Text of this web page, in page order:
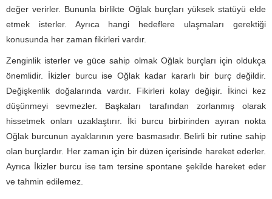
değer verirler. Bununla birlikte Oğlak burçları yüksek statüyü elde
etmek isterler. Ayrıca hangi hedeflere ulaşmaları gerektiği
konusunda her zaman fikirleri vardır.
Zenginlik isterler ve güce sahip olmak Oğlak burçları için oldukça
önemlidir. İkizler burcu ise Oğlak kadar kararlı bir burç değildir.
Değişkenlik doğalarında vardır. Fikirleri kolay değişir. İkinci kez
düşünmeyi sevmezler. Başkaları tarafından zorlanmış olarak
hissetmek onları uzaklaştırır. İki burcu birbirinden ayıran nokta
Oğlak burcunun ayaklarının yere basmasıdır. Belirli bir rutine sahip
olan burçlardır. Her zaman için bir düzen içerisinde hareket ederler.
Ayrıca İkizler burcu ise tam tersine spontane şekilde hareket eder
ve tahmin edilemez.